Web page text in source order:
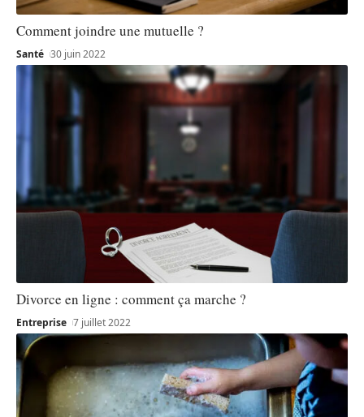
Comment joindre une mutuelle ?
Santé 30 juin 2022
Divorce en ligne : comment ça marche ?
Entreprise 7 juillet 2022